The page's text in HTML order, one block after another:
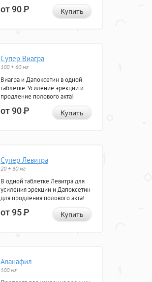
от 90Р Купить
Супер Виагра
100 + 60 мг
Виагра и Дапоксетин в одной
таблетке. Усиление эрекции и
продление полового акта!
от 90Р Купить
Супер Левитра
20 + 60 мг
В одной таблетке Левитра для
усиления эрекции и Дапоксетин
для продления полового акта!
от 95Р Купить
Аванафил
100 мг